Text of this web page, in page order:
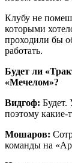
Клубу не
которыми
проходили бы
работать.
Будет ли
«Мечелом»?
Видгоф: Будет.
поэтому какие-
Мошаров:
команды на